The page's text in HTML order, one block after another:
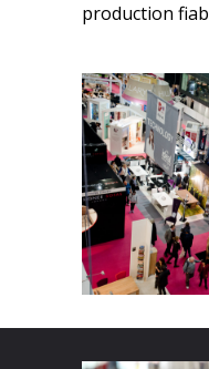
production